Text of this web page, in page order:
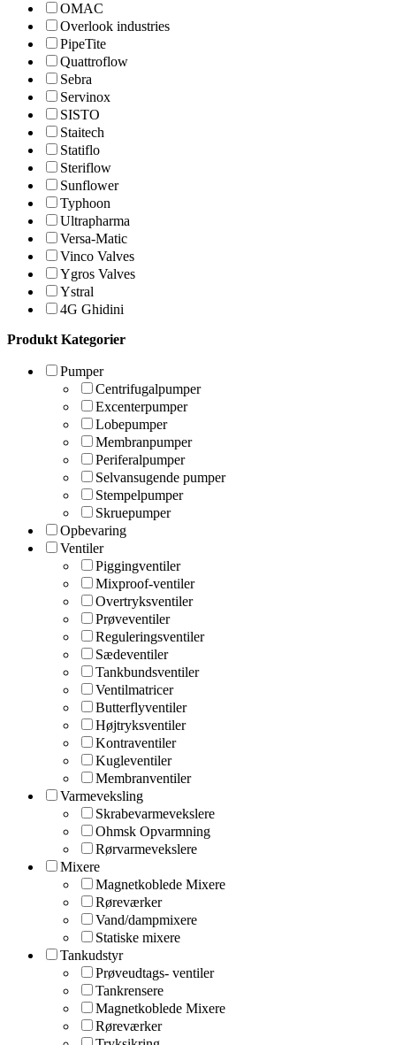
OMAC
Overlook industries
PipeTite
Quattroflow
Sebra
Servinox
SISTO
Staitech
Statiflo
Steriflow
Sunflower
Typhoon
Ultrapharma
Versa-Matic
Vinco Valves
Ygros Valves
Ystral
4G Ghidini
Produkt Kategorier
Pumper
Centrifugalpumper
Excenterpumper
Lobepumper
Membranpumper
Periferalpumper
Selvansugende pumper
Stempelpumper
Skruepumper
Opbevaring
Ventiler
Piggingventiler
Mixproof-ventiler
Overtryksventiler
Prøveventiler
Reguleringsventiler
Sædeventiler
Tankbundsventiler
Ventilmatricer
Butterflyventiler
Højtryksventiler
Kontraventiler
Kugleventiler
Membranventiler
Varmeveksling
Skrabevarmevekslere
Ohmsk Opvarmning
Rørvarmevekslere
Mixere
Magnetkoblede Mixere
Røreværker
Vand/dampmixere
Statiske mixere
Tankudstyr
Prøveudtags- ventiler
Tankrensere
Magnetkoblede Mixere
Røreværker